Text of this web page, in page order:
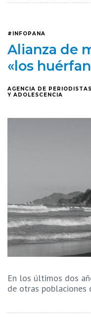
#INFOPANA
Alianza de
«los‌
AGENCIA DE
Y ADOLESCENCIA
En los últimos dos
de otras poblaciones